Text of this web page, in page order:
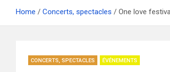
Home Concerts, spectacles One love
CONCERTS, SPECTACLES ÉVÉNEMENTS